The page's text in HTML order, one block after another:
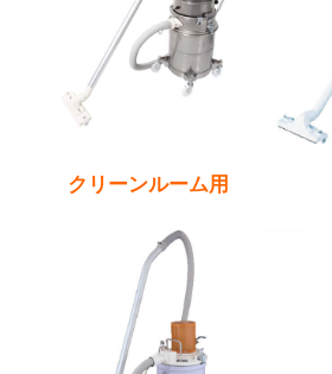
クリーンルーム用